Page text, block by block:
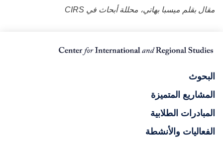
مقال بقلم ميسبا بهاتي، محللة أبحاث في CIRS
البحوث
المشاريع المتميزة
المبادرات الطلابية
الفعاليات والأنشطة